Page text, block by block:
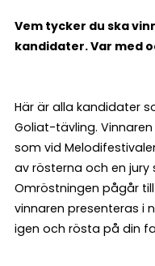
Vem tycker du ska
kandidater. Var med
Här är alla kandidater
Goliat-tävling.
som vid
av rösterna och en
Omröstningen pågår till
vinnaren presenteras i
igen och rösta på din